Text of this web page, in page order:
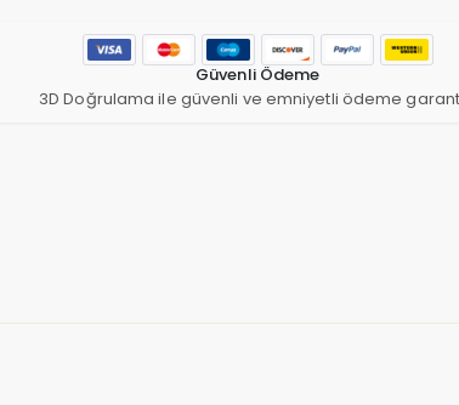
Güvenli Ödeme
3D Doğrulama ile güvenli ve emniyetli ödeme